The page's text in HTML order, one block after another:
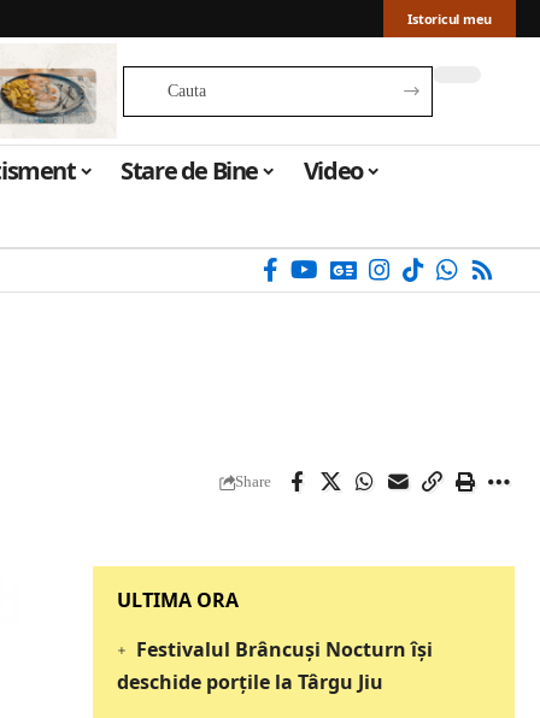
Istoricul meu
Stare de Bine Video
Share
‎‎‎‎‎‎‎ULTIMA ORA
Festivalul Brâncuși Nocturn își
deschide porțile la Târgu Jiu